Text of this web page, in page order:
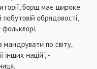
борщ має широке
обрядовості,
по світу,
інших націй", -